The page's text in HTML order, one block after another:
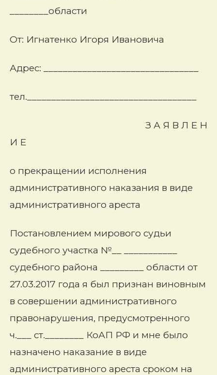
________области
От: Игнатенко Игоря Ивановича
Адрес: ________________________________
тел.___________________________________
З А Я В Л Е Н
И Е
о прекращении исполнения
административного наказания в виде
административного ареста
Постановлением мирового судьи
судебного участка №__ ___________
судебного района _________ области от
27.03.2017 года я был признан виновным
в совершении административного
правонарушения, предусмотренного
ч.___ ст.________ КоАП РФ и мне было
назначено наказание в виде
административного ареста сроком на